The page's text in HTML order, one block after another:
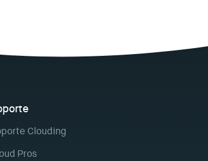
Clouding
Pros